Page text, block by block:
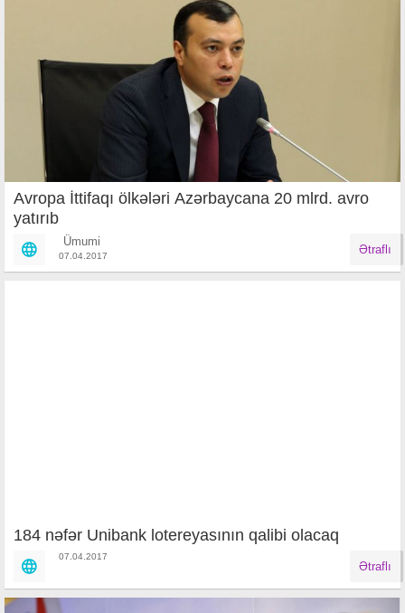
Avropa İttifaqı ölkələri Azərbaycana 20 mlrd. avro
yatırıb
Ümumi
07.04.2017 Ətraflı
184 nəfər Unibank lotereyasının qalibi olacaq
07.04.2017
Ətraflı